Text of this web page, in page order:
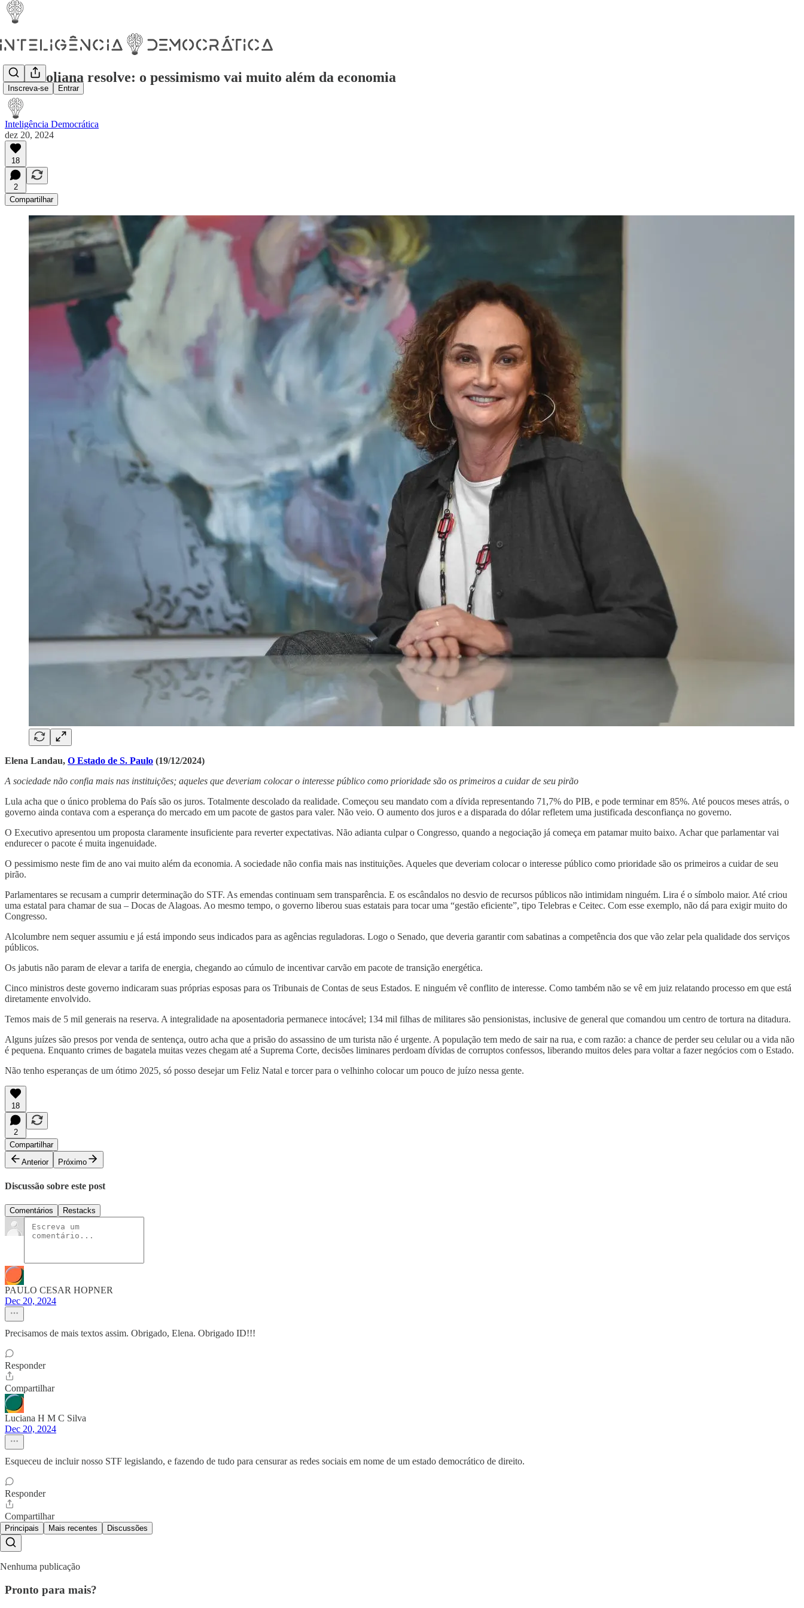
Inscreva-se Entrar
Nem Poliana resolve: o pessimismo vai muito além da economia
Inteligência Democrática
dez 20, 2024
18
2
Compartilhar
Elena Landau, O Estado de S. Paulo (19/12/2024)
A sociedade não confia mais nas instituições; aqueles que deveriam colocar o interesse público como prioridade são os primeiros a cuidar de seu pirão
Lula acha que o único problema do País são os juros. Totalmente descolado da realidade. Começou seu mandato com a dívida representando 71,7% do PIB, e pode terminar em 85%. Até poucos meses atrás, o
governo ainda contava com a esperança do mercado em um pacote de gastos para valer. Não veio. O aumento dos juros e a disparada do dólar refletem uma justificada desconfiança no governo.
O Executivo apresentou um proposta claramente insuficiente para reverter expectativas. Não adianta culpar o Congresso, quando a negociação já começa em patamar muito baixo. Achar que parlamentar vai
endurecer o pacote é muita ingenuidade.
O pessimismo neste fim de ano vai muito além da economia. A sociedade não confia mais nas instituições. Aqueles que deveriam colocar o interesse público como prioridade são os primeiros a cuidar de seu
pirão.
Parlamentares se recusam a cumprir determinação do STF. As emendas continuam sem transparência. E os escândalos no desvio de recursos públicos não intimidam ninguém. Lira é o símbolo maior. Até criou
uma estatal para chamar de sua – Docas de Alagoas. Ao mesmo tempo, o governo liberou suas estatais para tocar uma “gestão eficiente”, tipo Telebras e Ceitec. Com esse exemplo, não dá para exigir muito do
Congresso.
Alcolumbre nem sequer assumiu e já está impondo seus indicados para as agências reguladoras. Logo o Senado, que deveria garantir com sabatinas a competência dos que vão zelar pela qualidade dos serviços
públicos.
Os jabutis não param de elevar a tarifa de energia, chegando ao cúmulo de incentivar carvão em pacote de transição energética.
Cinco ministros deste governo indicaram suas próprias esposas para os Tribunais de Contas de seus Estados. E ninguém vê conflito de interesse. Como também não se vê em juiz relatando processo em que está
diretamente envolvido.
Temos mais de 5 mil generais na reserva. A integralidade na aposentadoria permanece intocável; 134 mil filhas de militares são pensionistas, inclusive de general que comandou um centro de tortura na ditadura.
Alguns juízes são presos por venda de sentença, outro acha que a prisão do assassino de um turista não é urgente. A população tem medo de sair na rua, e com razão: a chance de perder seu celular ou a vida não
é pequena. Enquanto crimes de bagatela muitas vezes chegam até a Suprema Corte, decisões liminares perdoam dívidas de corruptos confessos, liberando muitos deles para voltar a fazer negócios com o Estado.
Não tenho esperanças de um ótimo 2025, só posso desejar um Feliz Natal e torcer para o velhinho colocar um pouco de juízo nessa gente.
18
2
Compartilhar
Anterior
Próximo
Discussão sobre este post
Comentários Restacks
PAULO CESAR HOPNER
Dec 20, 2024
Precisamos de mais textos assim. Obrigado, Elena. Obrigado ID!!!
Responder
Compartilhar
Luciana H M C Silva
Dec 20, 2024
Esqueceu de incluir nosso STF legislando, e fazendo de tudo para censurar as redes sociais em nome de um estado democrático de direito.
Responder
Compartilhar
Principais Mais recentes Discussões
Nenhuma publicação
Pronto para mais?